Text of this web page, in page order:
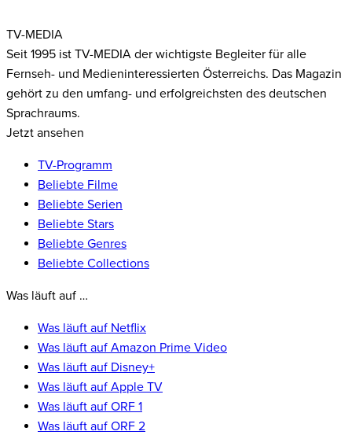
TV-MEDIA
Seit 1995 ist TV-MEDIA der wichtigste Begleiter für alle
Fernseh- und Medieninteressierten Österreichs. Das Magazin
gehört zu den umfang- und erfolgreichsten des deutschen
Sprachraums.
Jetzt ansehen
TV-Programm
Beliebte Filme
Beliebte Serien
Beliebte Stars
Beliebte Genres
Beliebte Collections
Was läuft auf …
Was läuft auf Netflix
Was läuft auf Amazon Prime Video
Was läuft auf Disney+
Was läuft auf Apple TV
Was läuft auf ORF 1
Was läuft auf ORF 2